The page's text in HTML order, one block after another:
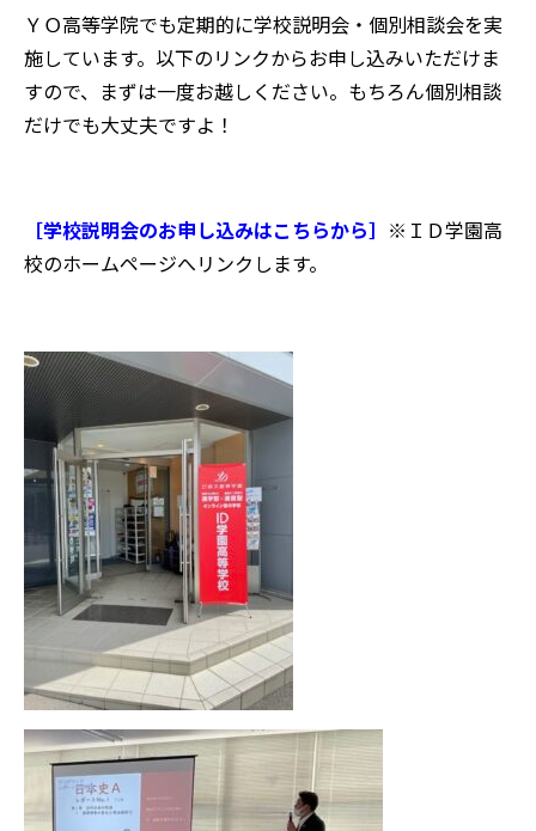
ＹＯ高等学院でも定期的に学校説明会・個別相談会を実
施しています。以下のリンクからお申し込みいただけま
すので、まずは一度お越しください。もちろん個別相談
だけでも大丈夫ですよ！
［学校説明会のお申し込みはこちらから］ ※ＩＤ学園高
校のホームページへリンクします。